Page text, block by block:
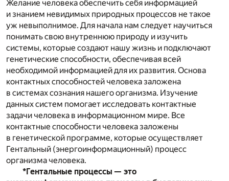
Желание человека обеспечить себя информацией
и знанием невидимых природных процессов не такое
уж невыполнимое. Для начала нам следует научиться
понимать свою внутреннюю природу и изучить
системы, которые создают нашу жизнь и подключают
генетические способности, обеспечивая всей
необходимой информацией для их развития. Основа
контактных способностей человека заложена
в системах сознания нашего организма. Изучение
данных систем помогает исследовать контактные
задачи человека в информационном мире. Все
контактные способности человека заложены
в генетической программе, которые осуществляет
Гентальный (энергоинформационный) процесс
организма человека.
*Гентальные процессы — это